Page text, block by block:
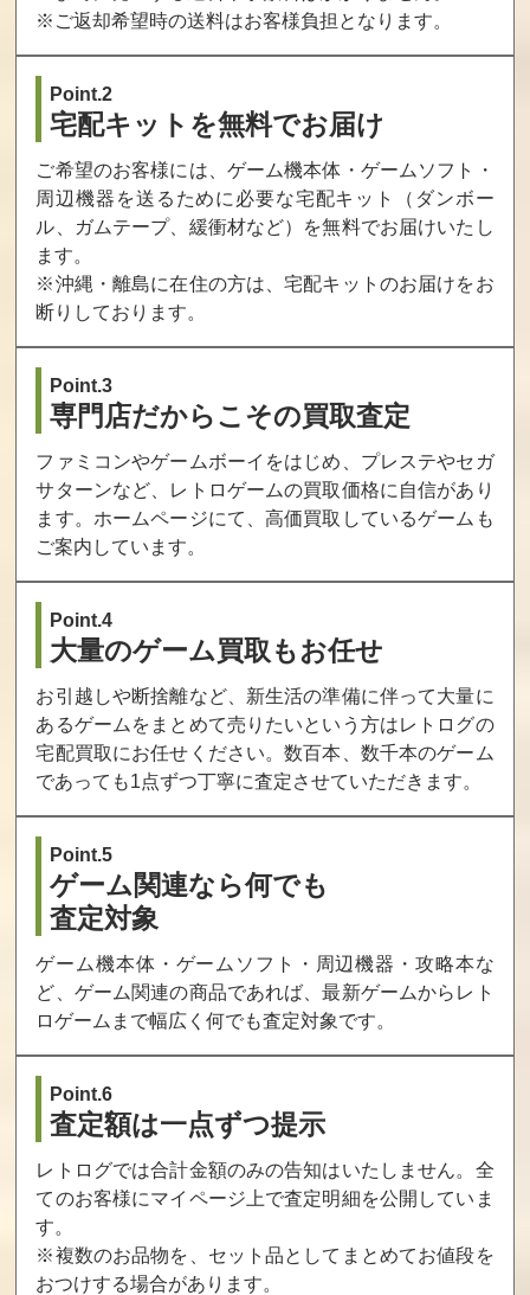
買取価格
13,000
買取価格
12,800
買取価格
12,400
ッケージ版)
買取価格
12,000
ット
買取価格
12,000
ゴーストパイロ
ット
買取価格
12,000
ベースボールス
買取価格
12,000 11,660 11,600
ライディング
ヒーロー
買取価格
ラギ(紙箱)
キングオブモン
スターズ
ル
買取価格
10,000
ー
買取価格
10,000
ッド
買取価格
9,800
クロスソード
買取価格
9,500
ーディアン
クイズ迷探偵ネ
オ＆ジオ PART2
買取価格
9,000
得点王2 リアル
ファイトフット
買取価格
9,000
ベースボールス
ターズプロフェ
麻雀狂列伝 西日
本編
げさまです大ス
ゴロク大会 （初
※ご返却希望時の送料はお客様負担となります。
Point.2
宅配キットを無料でお届け
ご希望のお客様には、ゲーム機本体・ゲームソフト・
周辺機器を送るために必要な宅配キット（ダンボー
ル、ガムテープ、緩衝材など）を無料でお届けいたし
ます。
※沖縄・離島に在住の方は、宅配キットのお届けをお
断りしております。
Point.3
専門店だからこその買取査定
ファミコンやゲームボーイをはじめ、プレステやセガ
サターンなど、レトロゲームの買取価格に自信があり
ます。ホームページにて、高価買取しているゲームも
ご案内しています。
Point.4
大量のゲーム買取もお任せ
お引越しや断捨離など、新生活の準備に伴って大量に
あるゲームをまとめて売りたいという方はレトログの
宅配買取にお任せください。数百本、数千本のゲーム
であっても1点ずつ丁寧に査定させていただきます。
Point.5
ゲーム関連なら何でも
査定対象
ゲーム機本体・ゲームソフト・周辺機器・攻略本な
ど、ゲーム関連の商品であれば、最新ゲームからレト
ロゲームまで幅広く何でも査定対象です。
Point.6
査定額は一点ずつ提示
レトログでは合計金額のみの告知はいたしません。全
てのお客様にマイページ上で査定明細を公開していま
す。
※複数のお品物を、セット品としてまとめてお値段を
おつけする場合があります。